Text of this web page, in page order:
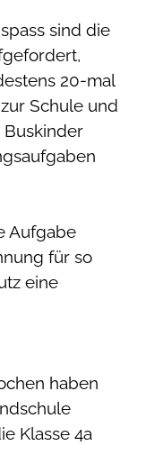
sind die
20-mal
Schule und
Buskinder
Aufgabe
für so
eine
haben
Klasse 4a